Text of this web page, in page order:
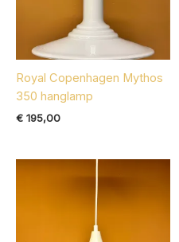
Royal Copenhagen Mythos
350 hanglamp
€ 195,00